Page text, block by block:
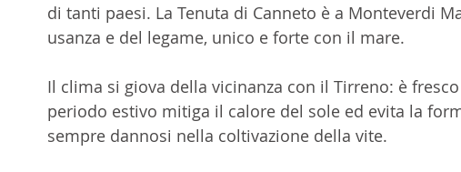
di tanti paesi. La Tenuta di Canneto è a Monteverdi
usanza e del legame, unico e forte con il mare.
Il clima si giova della vicinanza con il Tirreno: è
periodo estivo mitiga il calore del sole ed evita la
sempre dannosi nella coltivazione della vite.